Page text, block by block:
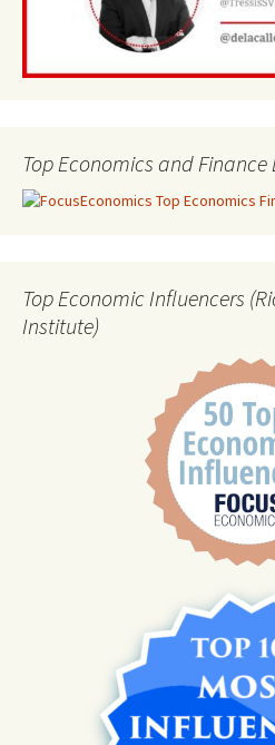
Top Economics and Finance
Top Economic Influencers
Institute)